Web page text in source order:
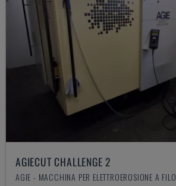
AGIECUT CHALLENGE 2
AGIE - MACCHINA PER ELETTROEROSIONE A FILO